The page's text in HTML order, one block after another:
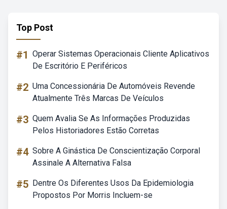
Top Post
#1 Operar Sistemas Operacionais Cliente Aplicativos
De Escritório E Periféricos
#2 Uma Concessionária De Automóveis Revende
Atualmente Três Marcas De Veículos
#3 Quem Avalia Se As Informações Produzidas
Pelos Historiadores Estão Corretas
#4 Sobre A Ginástica De Conscientização Corporal
Assinale A Alternativa Falsa
#5 Dentre Os Diferentes Usos Da Epidemiologia
Propostos Por Morris Incluem-se